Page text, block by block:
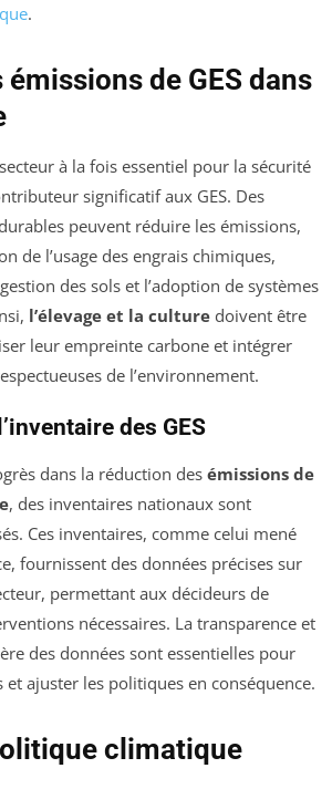
.
émissions de GES dans
à la fois essentiel pour la sécurité
significatif aux GES. Des
peuvent réduire les émissions,
de l’usage des engrais chimiques,
des sols et l’adoption de systèmes
l’élevage et la culture doivent être
leur empreinte carbone et intégrer
de l’environnement.
des GES
dans la réduction des émissions de
, des inventaires nationaux sont
Ces inventaires, comme celui mené
fournissent des données précises sur
permettant aux décideurs de
nécessaires. La transparence et
des données sont essentielles pour
et ajuster les politiques en conséquence.
climatique